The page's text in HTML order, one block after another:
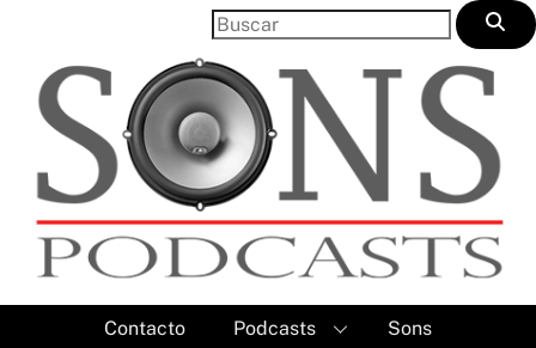
content
Contacto Podcasts Sons